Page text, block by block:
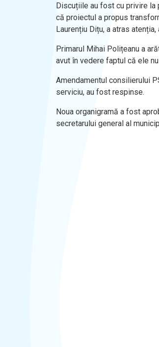
Discuțiile au fost cu privire la
că proiectul a propus
Laurențiu Dițu, a atras
Primarul Mihai Polițeanu a
avut în vedere faptul că ele
Amendamentul consilierului
serviciu, au fost respinse.
Noua organigramă a fost
secretarului general al